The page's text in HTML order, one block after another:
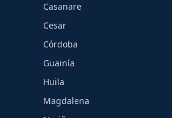
Casanare
Cesar
Córdoba
Guainía
Huila
Magdalena